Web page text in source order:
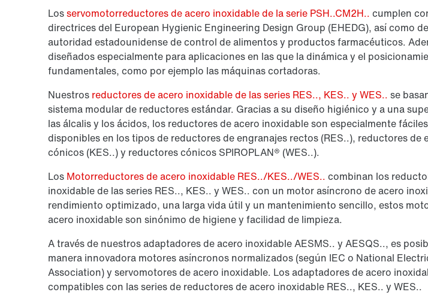
Losservomotorreductores de acero inoxidable de la serie PSH..CM2H.. cumplen
directrices del European Hygienic Engineering Design Group (EHEDG), así como
autoridad estadounidense de control de alimentos y productos farmacéuticos.
diseñados especialmente para aplicaciones en las que la dinámica y el
fundamentales, como por ejemplo las máquinas cortadoras.
Nuestros reductores de acero inoxidable de las series RES.., KES.. y WES.. se
sistema modular de reductores estándar. Gracias a su diseño higiénico y a una
las álcalis y los ácidos, los reductores de acero inoxidable son especialmente
disponibles en los tipos de reductores de engranajes rectos (RES..), reductores de
cónicos (KES..) y reductores cónicos SPIROPLAN® (WES..).
Los Motorreductores de acero inoxidable RES../KES../WES.. combinan los
inoxidable de las series RES.., KES.. y WES.. con un motor asíncrono de acero
rendimiento optimizado, una larga vida útil y un mantenimiento sencillo, estos
acero inoxidable son sinónimo de higiene y facilidad de limpieza.
A través de nuestros adaptadores de acero inoxidable AESMS.. y AESQS.., es
manera innovadora motores asíncronos normalizados (según IEC o National
Association) y servomotores de acero inoxidable. Los adaptadores de acero
compatibles con las series de reductores de acero inoxidable RES.., KES.. y WES..